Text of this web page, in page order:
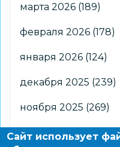
марта 2026 (189)
февраля 2026 (178)
января 2026 (124)
декабря 2025 (239)
ноября 2025 (269)
октября 2025(266)
Сайт использует